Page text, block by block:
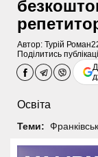
Автор: Турій Роман
Поділитись
Освіта
Теми: